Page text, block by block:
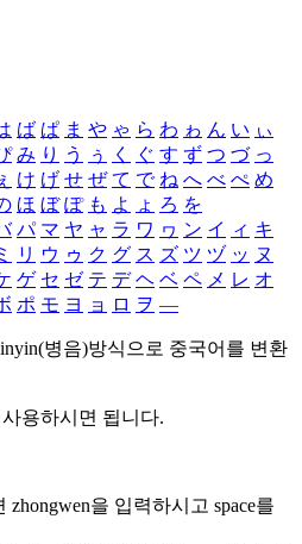
ば ぱ ま や ゃ ら わ ゎ ん い ぃ
み り う ぅ く ぐ す ず つ づ っ
け げ せ ぜ て で ね へ べ ぺ め
ほ ぼ ぽ も よ ょ ろ を
パ マ ヤ ャ ラ ワ ヮ ン イ ィ キ
リ ウ ゥ ク グ ス ズ ツ ヅ ッ ヌ
ゲ セ ゼ テ デ ヘ ベ ペ メ レ オ
ポ モ ヨ ョ ロ ヲ ―
병음)방식으로 중국어를 변환
용하시면 됩니다.
zhongwen을 입력하시고 space를